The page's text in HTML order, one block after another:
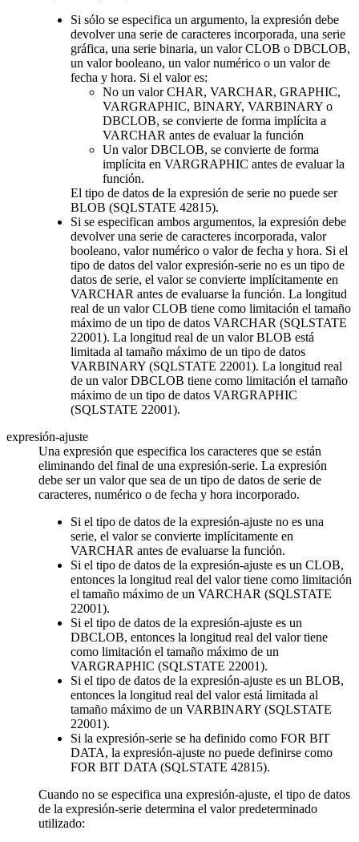
Si sólo se especifica un argumento, la expresión debe
devolver una serie de caracteres incorporada, una serie
gráfica, una serie binaria, un valor CLOB o DBCLOB,
un valor booleano, un valor numérico o un valor de
fecha y hora. Si el valor es:
No un valor CHAR, VARCHAR, GRAPHIC,
VARGRAPHIC, BINARY, VARBINARY o
DBCLOB, se convierte de forma implícita a
VARCHAR antes de evaluar la función
Un valor DBCLOB, se convierte de forma
implícita en VARGRAPHIC antes de evaluar la
función.
El tipo de datos de la expresión de serie no puede ser
BLOB (SQLSTATE 42815).
Si se especifican ambos argumentos, la expresión debe
devolver una serie de caracteres incorporada, valor
booleano, valor numérico o valor de fecha y hora. Si el
tipo de datos del valorexpresión-serie no es un tipo de
datos de serie, el valor se convierte implícitamente en
VARCHAR antes de evaluarse la función. La longitud
real de un valor CLOB tiene como limitación el tamaño
máximo de un tipo de datos VARCHAR (SQLSTATE
22001). La longitud real de un valor BLOB está
limitada al tamaño máximo de un tipo de datos
VARBINARY (SQLSTATE 22001). La longitud real
de un valor DBCLOB tiene como limitación el tamaño
máximo de un tipo de datos VARGRAPHIC
(SQLSTATE 22001).
expresión-ajuste
Una expresión que especifica los caracteres que se están
eliminando del final de una expresión-serie. La expresión
debe ser un valor que sea de un tipo de datos de serie de
caracteres, numérico o de fecha y hora incorporado.
Si el tipo de datos de la expresión-ajuste no es una
serie, el valor se convierte implícitamente en
VARCHAR antes de evaluarse la función.
Si el tipo de datos de la expresión-ajuste es un CLOB,
entonces la longitud real del valor tiene como limitación
el tamaño máximo de un VARCHAR (SQLSTATE
22001).
Si el tipo de datos de la expresión-ajuste es un
DBCLOB, entonces la longitud real del valor tiene
como limitación el tamaño máximo de un
VARGRAPHIC (SQLSTATE 22001).
Si el tipo de datos de la expresión-ajuste es un BLOB,
entonces la longitud real del valor está limitada al
tamaño máximo de un VARBINARY (SQLSTATE
22001).
Si la expresión-serie se ha definido como FOR BIT
DATA, la expresión-ajuste no puede definirse como
FOR BIT DATA (SQLSTATE 42815).
Cuando no se especifica una expresión-ajuste, el tipo de datos
de la expresión-serie determina el valor predeterminado
utilizado: